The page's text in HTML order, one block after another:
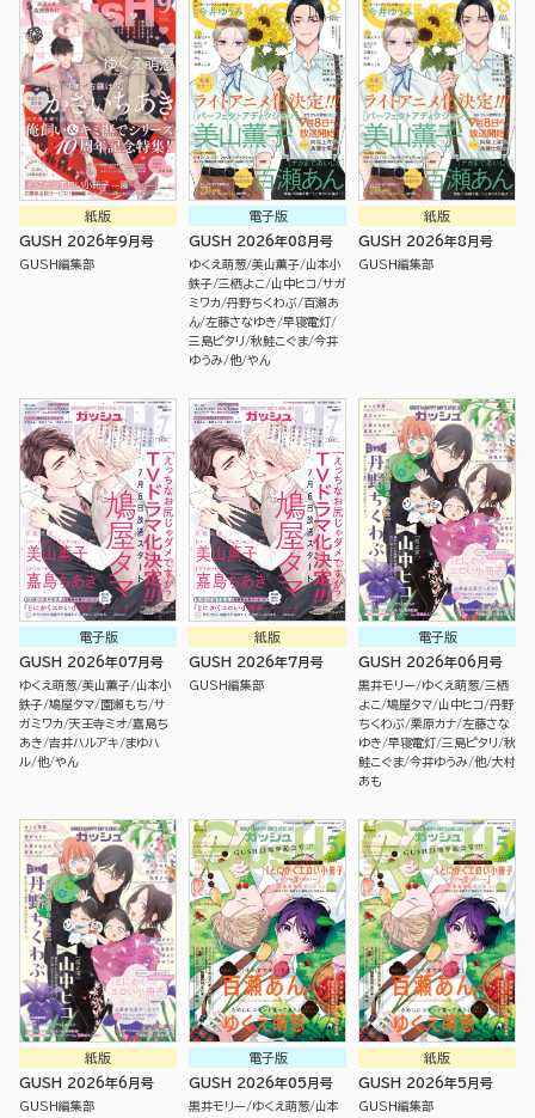
紙版
GUSH 2026年9月号
GUSH編集部
電子版
GUSH 2026年08月号
ゆくえ萌葱 美山薫子 山本小
鉄子 三栖よこ 山中ヒコ サガ
ミワカ 丹野ちくわぶ 百瀬あ
ん 左藤さなゆき 早寝電灯
三島ピタリ 秋鮭こぐま 今井
ゆうみ 他 やん
紙版
GUSH 2026年8月号
GUSH編集部
電子版
GUSH 2026年07月号
ゆくえ萌葱 美山薫子 山本小
鉄子 鳩屋タマ 園瀬もち サ
ガミワカ 天王寺ミオ 嘉島ち
あき 吉井ハルアキ
まゆハ
ル 他 やん
紙版
GUSH 2026年7月号
GUSH編集部
電子版
GUSH 2026年06月号
黒井モリー ゆくえ萌葱 三栖
よこ 鳩屋タマ 山中ヒコ 丹野
ちくわぶ 栗原カナ 左藤さな
ゆき 早寝電灯 三島ピタリ 秋
鮭こぐま 今井ゆうみ 他 大村
あも
紙版
GUSH 2026年6月号
GUSH編集部
電子版
GUSH 2026年05月号
黒井モリー ゆくえ萌葱 山本
紙版
GUSH 2026年5月号
GUSH編集部